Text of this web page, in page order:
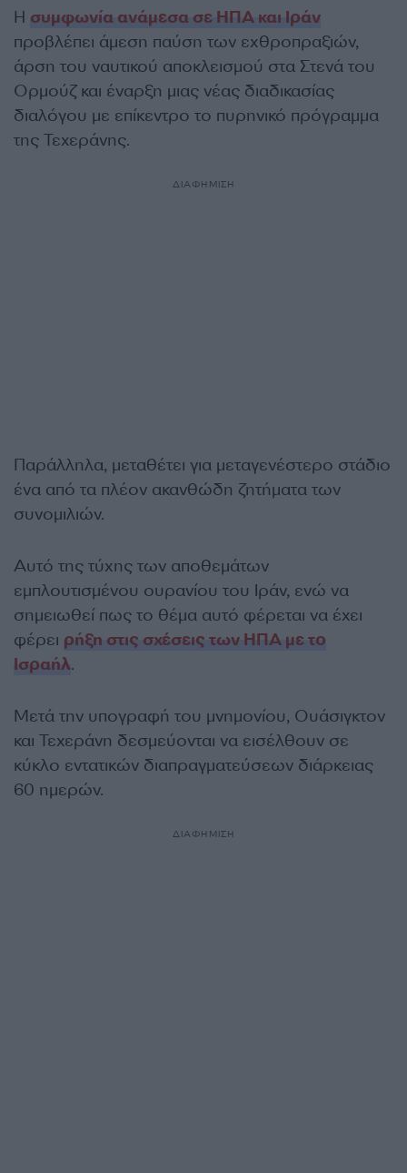
Η συμφωνία ανάμεσα σε ΗΠΑ και Ιράν
προβλέπει άμεση παύση των εχθροπραξιών,
άρση του ναυτικού αποκλεισμού στα Στενά του
Ορμούζ και έναρξη μιας νέας διαδικασίας
διαλόγου με επίκεντρο το πυρηνικό πρόγραμμα
της Τεχεράνης.
ΔΙΑΦΗΜΙΣΗ
Παράλληλα, μεταθέτει για μεταγενέστερο στάδιο
ένα από τα πλέον ακανθώδη ζητήματα των
συνομιλιών.
Αυτό της τύχης των αποθεμάτων
εμπλουτισμένου ουρανίου του Ιράν, ενώ να
σημειωθεί πως το θέμα αυτό φέρεται να έχει
φέρει ρήξη στις σχέσεις των ΗΠΑ με το
Ισραήλ.
Μετά την υπογραφή του μνημονίου, Ουάσιγκτον
και Τεχεράνη δεσμεύονται να εισέλθουν σε
κύκλο εντατικών διαπραγματεύσεων διάρκειας
60 ημερών.
ΔΙΑΦΗΜΙΣΗ